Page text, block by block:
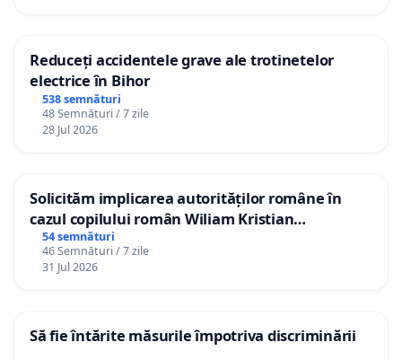
Reduceți accidentele grave ale trotinetelor
electrice în Bihor
538 semnături
48 Semnături / 7 zile
28 Jul 2026
Solicităm implicarea autorităților române în
cazul copilului român Wiliam Kristian
Gheorghe, aflat în plasament în Danemarca de
12 ani
54 semnături
46 Semnături / 7 zile
31 Jul 2026
Să fie întărite măsurile împotriva discriminării